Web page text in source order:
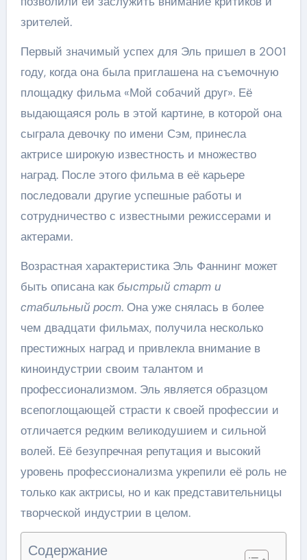
зрителей.
Первый значимый успех для Эль пришел в 2001
году, когда она была приглашена на съемочную
площадку фильма «Мой собачий друг». Её
выдающаяся роль в этой картине, в которой она
сыграла девочку по имени Сэм, принесла
актрисе широкую известность и множество
наград. После этого фильма в её карьере
последовали другие успешные работы и
сотрудничество с известными режиссерами и
актерами.
Возрастная характеристика Эль Фаннинг может
быть описана как быстрый старт и
стабильный рост. Она уже снялась в более
чем двадцати фильмах, получила несколько
престижных наград и привлекла внимание в
киноиндустрии своим талантом и
профессионализмом. Эль является образцом
всепоглощающей страсти к своей профессии и
отличается редким великодушием и сильной
волей. Её безупречная репутация и высокий
уровень профессионализма укрепили её роль не
только как актрисы, но и как представительницы
творческой индустрии в целом.
Содержание